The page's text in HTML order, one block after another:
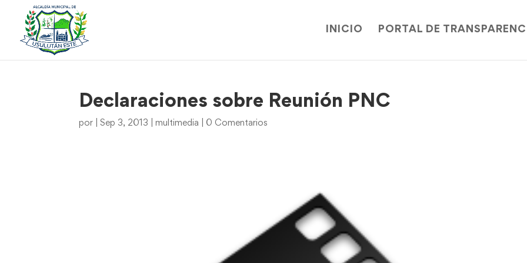
INICIO PORTAL DE
Declaraciones sobre Reunión PNC
por |Sep 3, 2013 |multimedia 0 Comentarios